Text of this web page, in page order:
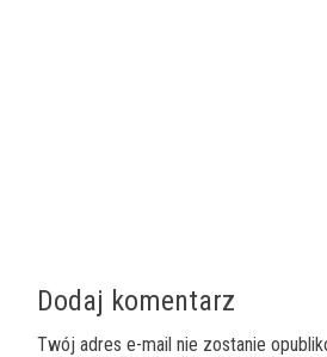
Dodaj komentarz
Twój adres e-mail nie zostanie